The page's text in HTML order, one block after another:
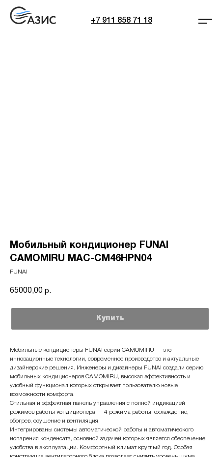
+7 911 858 71 18
Мобильный кондиционер FUNAI
CAMOMIRU MAC-CM46HPN04
FUNAI
65000,00 р.
Купить
Мобильные кондиционеры FUNAI серии CAMOMIRU — это
инновационные технологии, современное производство и актуальные
дизайнерские решения. Инженеры и дизайнеры FUNAI создали серию
мобильных кондиционеров CAMOMIRU, высокая эффективность и
удобный функционал которых открывает пользователю новые
возможности комфорта.
Стильная и эффектная панель управления с полной индикацией
режимов работы кондиционера — 4 режима работы: охлаждение,
обогрев, осушение и вентиляция.
Интегрированы системы автоматической работы и автоматического
испарения конденсата, основной задачей которых является обеспечение
удобства в эксплуатации. Комфортный климат круглый год. Особая